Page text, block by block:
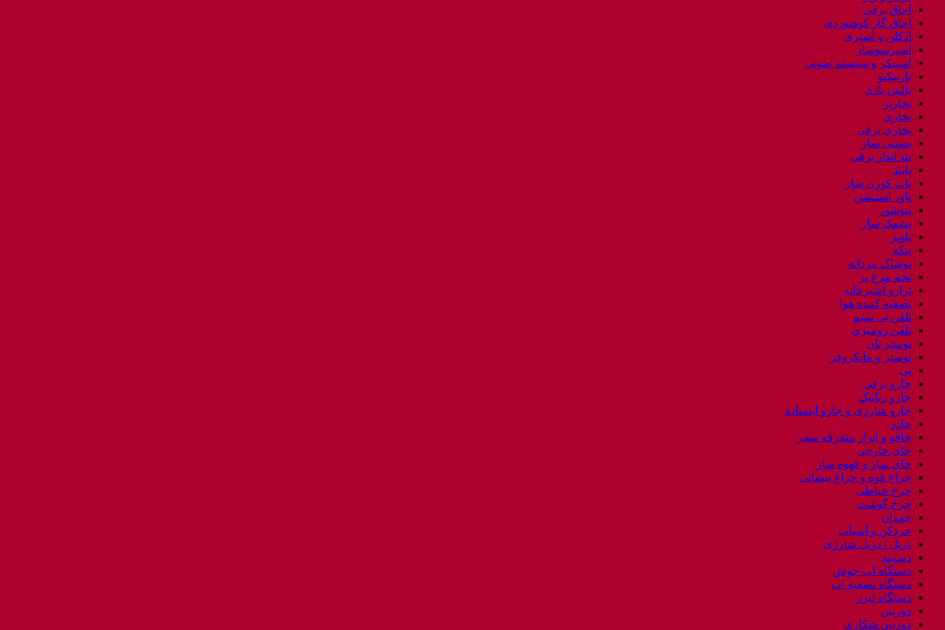
اجاق برقی
اجاق گاز کوهنوردی
ادکلن و اسپری
اسپرسوساز
اسپیکر و سیستم صوتی
باربیکیو
بالش بادی
بخارپز
بخاری
بخاری برقی
بستنی ساز
بند انداز برقی
پابند
پاپ کورن ساز
پاور استیشن
پتوشور
پشمک ساز
پلوپز
پنکه
پوشاک مردانه
تخم مرغ پز
ترازو آشپزخانه
تصفیه کننده هوا
تلفن بی سیم
تلفن رومیزی
توستر نان
توستر و مایکروفر
تی
جارو برقی
جارو رباتیک
جارو شارژی و جارو ایستاده
چادر
چاقو و ابزار متفرقه سفر
چای خارجی
چای ساز و قهوه ساز
چراغ قوه و چراغ پیشانی
چرخ خیاطی
چرخ گوشت
چمدان
خردکن و آسیاب
دریل / دریل شارژی
دستبند
دستگاه اب جوش
دستگاه تصفیه اب
دستگاه لیزر
دوربین
دوربین شکاری